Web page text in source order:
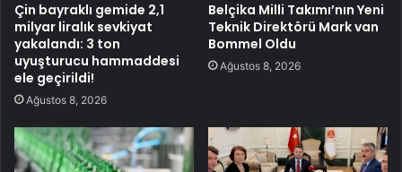
Çin bayraklı gemide 2,1
milyar liralık sevkiyat
yakalandı: 3 ton
uyuşturucu hammaddesi
ele geçirildi!
Ağustos 8, 2026
Belçika Milli Takımı’nın Yeni
Teknik Direktörü Mark van
Bommel Oldu
Ağustos 8, 2026